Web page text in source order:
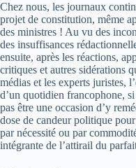
Chez nous, les journaux
projet de constitution, même
des ministres ! Au vu des
des insuffisances
ensuite, après les réactions,
critiques et autres sidérations
médias et les experts juristes,
d’un quotidien francophone,
pas être une occasion d’y
dose de candeur politique
par nécessité ou par
intégrante de l’attirail du